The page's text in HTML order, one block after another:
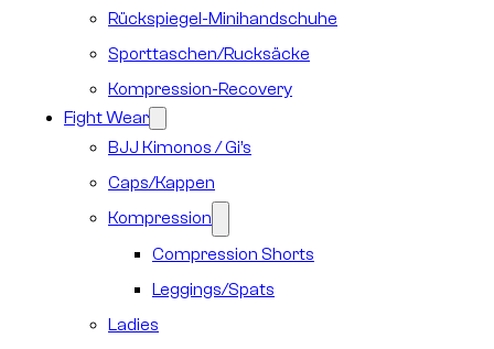
Rückspiegel-Minihandschuhe
Sporttaschen/Rucksäcke
Kompression-Recovery
Fight Wear
BJJ Kimonos / Gi’s
Caps/Kappen
Kompression
Compression Shorts
Leggings/Spats
Ladies